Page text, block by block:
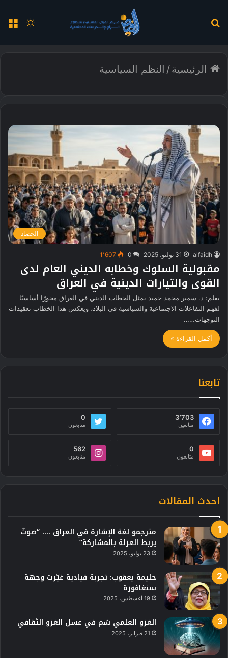
الوضع
الرئيسية/ النظم السياسية
الحصاد
alfaidh 31 يوليو، 2025 0 1٬607
مقبولية السلوك وخطابه الديني العام لدى
القوى والتيارات الدينية في العراق
بقلم: د. سمير محمد حميد يمثل الخطاب الديني في العراق محورًا أساسيًا
لفهم التفاعلات الاجتماعية والسياسية في البلاد، ويعكس هذا الخطاب تعقيدات
التوجهات……
أكمل القراءة »
تابعنا
3٬703
متابعين
0
متابعون
0
متابعون
562
متابعون
احدث المقالات
مترجمو لغة الإشارة في العراق …. “صوتٌ
يربط العزلة بالمشاركة”
23 يوليو، 2025
حليمة يعقوب: تجربة قيادية غيّرت وجهة
سنغافورة
19 أغسطس، 2025
الغزو العلمي سُم في عسل الغزو الثقافي
21 فبراير، 2025